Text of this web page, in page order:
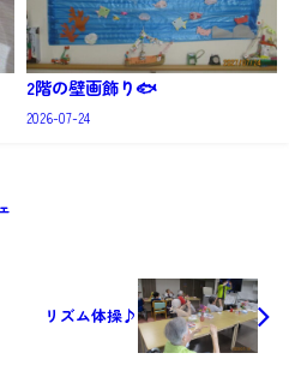
2階の壁画飾り🐟
2026-07-24
リズム体操♪